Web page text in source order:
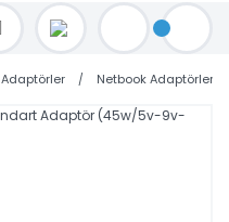
MAİL ATINIZ.
İLE GÖNDERİYORUZ!
Adaptörler Netbook Adaptörleri